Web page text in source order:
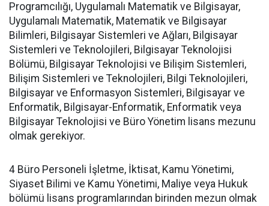
Programcılığı, Uygulamalı Matematik ve Bilgisayar,
Uygulamalı Matematik, Matematik ve Bilgisayar
Bilimleri, Bilgisayar Sistemleri ve Ağları, Bilgisayar
Sistemleri ve Teknolojileri, Bilgisayar Teknolojisi
Bölümü, Bilgisayar Teknolojisi ve Bilişim Sistemleri,
Bilişim Sistemleri ve Teknolojileri, Bilgi Teknolojileri,
Bilgisayar ve Enformasyon Sistemleri, Bilgisayar ve
Enformatik, Bilgisayar-Enformatik, Enformatik veya
Bilgisayar Teknolojisi ve Büro Yönetim lisans mezunu
olmak gerekiyor.
4 Büro Personeli İşletme, İktisat, Kamu Yönetimi,
Siyaset Bilimi ve Kamu Yönetimi, Maliye veya Hukuk
bölümü lisans programlarından birinden mezun olmak